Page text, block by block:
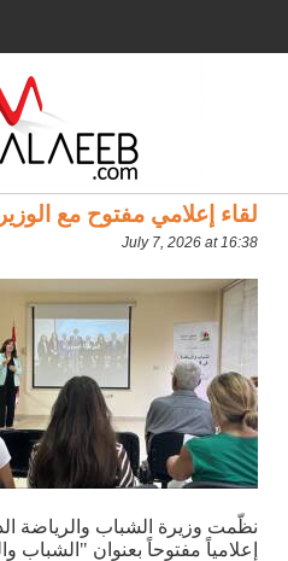
لقاء إعلامي مفتوح مع
July 7, 2026 at 16:38
نظّمت وزيرة الشباب والرياضة
إعلامياً مفتوحاً بعنوان "الشباب